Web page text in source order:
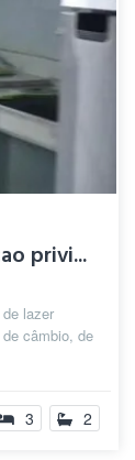
privi...
lazer
câmbio, de
3 2